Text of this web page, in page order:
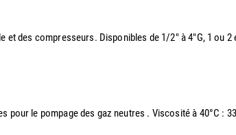
et des compresseurs. Disponibles de 1/2" à 4"G, 1 ou
le pompage des gaz neutres . Viscosité à 40°C : 33